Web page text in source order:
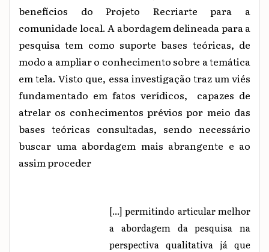
benefícios do Projeto Recriarte para a
comunidade local. A abordagem delineada para a
pesquisa tem como suporte bases teóricas, de
modo a ampliar o conhecimento sobre a temática
em tela. Visto que, essa investigação traz um viés
fundamentado em fatos verídicos, capazes de
atrelar os conhecimentos prévios por meio das
bases teóricas consultadas, sendo necessário
buscar uma abordagem mais abrangente e ao
assim proceder
[...] permitindo articular melhor
a abordagem da pesquisa na
perspectiva qualitativa já que